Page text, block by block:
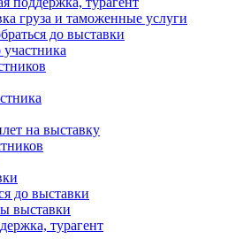
груза и таможенные услуги
до выставки
участника
на выставку
до выставки
выставки
турагент